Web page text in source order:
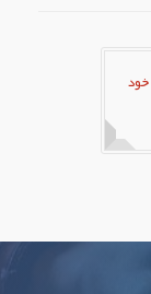
خود